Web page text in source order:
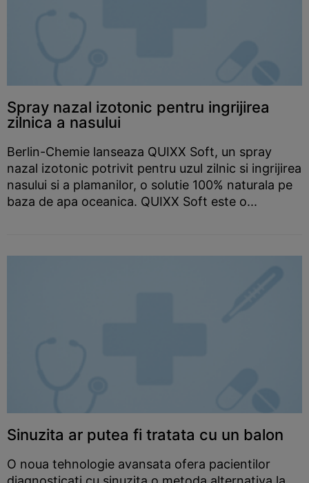
Spray nazal izotonic pentru ingrijirea
zilnica a nasului
Berlin-Chemie lanseaza QUIXX Soft, un spray
nazal izotonic potrivit pentru uzul zilnic si ingrijirea
nasului si a plamanilor, o solutie 100% naturala pe
baza de apa oceanica. QUIXX Soft este o...
Sinuzita ar putea fi tratata cu un balon
O noua tehnologie avansata ofera pacientilor